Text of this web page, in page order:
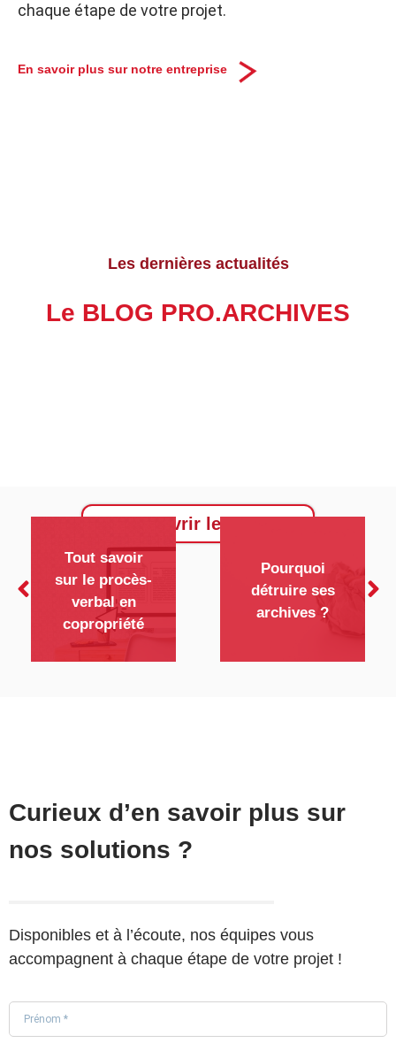
chaque étape de votre projet.
En savoir plus sur notre entreprise
Les dernières actualités
Le BLOG PRO.ARCHIVES
Découvrir le BLOG
Tout savoir
sur le procès-
verbal en
copropriété
Pourquoi
détruire ses
archives ?
Curieux d’en savoir plus sur
nos solutions ?
Disponibles et à l’écoute, nos équipes vous
accompagnent à chaque étape de votre projet !